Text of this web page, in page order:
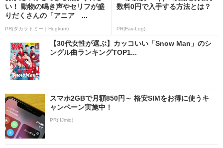
い！ 動物の鳴き声やセリフが盛
りだくさんの「アニア ...
PR(タカラトミー｜Hugkum)
数料0円で入手する方法とは？
PR(Fav-Log)
【30代女性が選ぶ】カッコいい「Snow Man」のシ
ングル曲ランキングTOP1...
スマホ2GBで月額850円～ 格安SIMをお得に使うキ
ャンペーン実施中！
PR(IIJmio)